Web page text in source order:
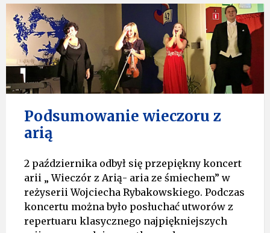
Podsumowanie wieczoru z
arią
2 października odbył się przepiękny koncert
arii „ Wieczór z Arią- aria ze śmiechem” w
reżyserii Wojciecha Rybakowskiego. Podczas
koncertu można było posłuchać utworów z
repertuaru klasycznego najpiękniejszych